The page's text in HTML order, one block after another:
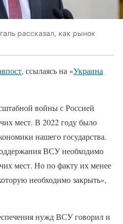
рассказал, как рынок
, ссылаясь на «Украина
войны с Россией
мест. В 2022 году было
нашего государства.
ВСУ необходимо
мест. Но по факту их менее
необходимо закрыть»,
нужд ВСУ говорил и